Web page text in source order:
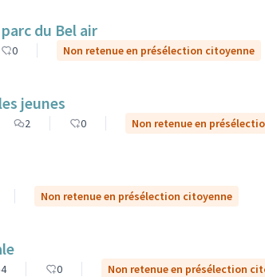
du Bel air
0 Non retenue en présélection citoyenne
jeunes
2 0 Non retenue en
Non retenue en présélection citoyenne
4 0 Non retenue en présélection